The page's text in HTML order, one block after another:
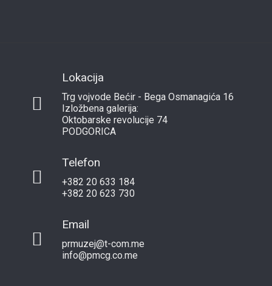
Lokacija
Trg vojvode Bećir - Bega Osmanagića 16
Izložbena galerija:
Oktobarske revolucije 74
PODGORICA
Telefon
+382 20 633 184
+382 20 623 730
Email
prmuzej@t-com.me
info@pmcg.co.me